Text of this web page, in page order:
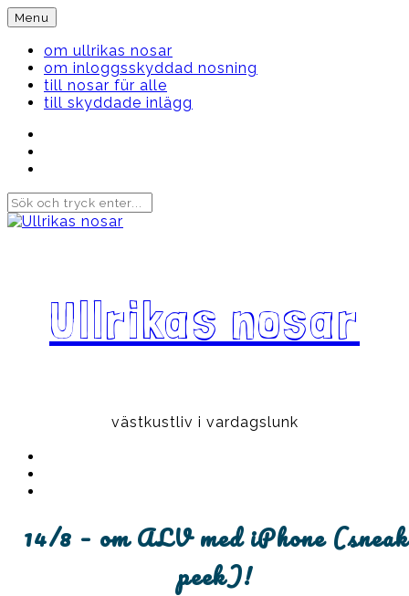
Skip
to
content
Menu
om ullrikas nosar
om inloggsskyddad nosning
till nosar für alle
till skyddade inlägg
Ullrikas nosar
västkustliv i vardagslunk
14/8 – om ALV med iPhone (sneak
peek)!